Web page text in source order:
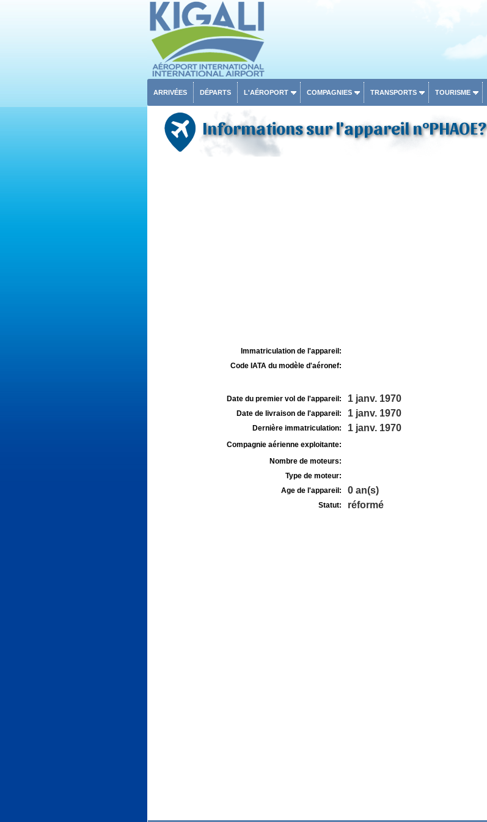
ARRIVÉES DÉPARTS L'AÉROPORT COMPAGNIES TRANSPORTS TOURISME
Informations sur l'appareil n°PHAOE?
Immatriculation de l'appareil:
Code IATA du modèle d'aéronef:
Date du premier vol de l'appareil: 1 janv. 1970
Date de livraison de l'appareil: 1 janv. 1970
Dernière immatriculation: 1 janv. 1970
Compagnie aérienne exploitante:
Nombre de moteurs:
Type de moteur:
Age de l'appareil:
0 an(s)
Statut: réformé